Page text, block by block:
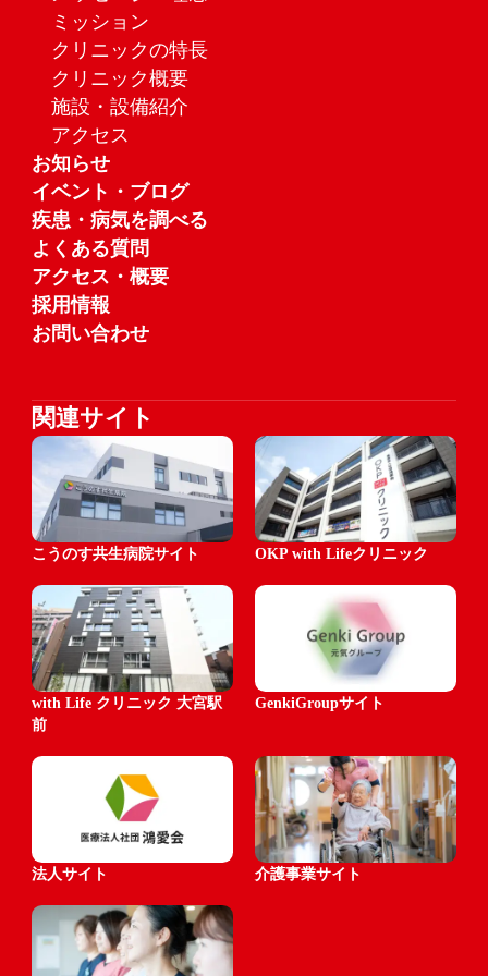
ミッション
クリニックの特長
クリニック概要
施設・設備紹介
アクセス
お知らせ
イベント・ブログ
疾患・病気を調べる
よくある質問
アクセス・概要
採用情報
お問い合わせ
関連サイト
こうのす共生病院サイト OKP with Lifeクリニック
with Life クリニック 大宮駅
前
GenkiGroupサイト
法人サイト 介護事業サイト